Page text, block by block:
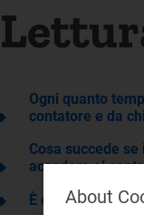
Ogni quanto
contatore e da
Cosa succede
accedere al
È consentita
About